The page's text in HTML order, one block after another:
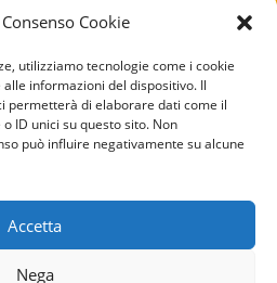
Cookie
utilizziamo tecnologie come i cookie
informazioni del dispositivo. Il
permetterà di elaborare dati come il
ID unici su questo sito. Non
può influire negativamente su alcune
Accetta
Nega
COOKIE
POLICY
PRIVACY